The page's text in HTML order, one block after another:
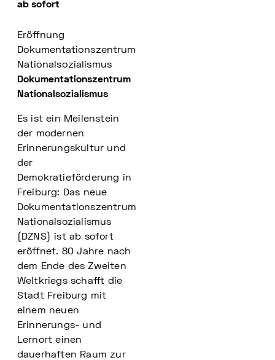
ab sofort
Eröffnung
Dokumentationszentrum
Nationalsozialismus
Dokumentationszentrum
Nationalsozialismus
Es ist ein Meilenstein
der modernen
Erinnerungskultur und
der
Demokratieförderung in
Freiburg: Das neue
Dokumentationszentrum
Nationalsozialismus
(DZNS) ist ab sofort
eröffnet. 80 Jahre nach
dem Ende des Zweiten
Weltkriegs schafft die
Stadt Freiburg mit
einem neuen
Erinnerungs- und
Lernort einen
dauerhaften Raum zur